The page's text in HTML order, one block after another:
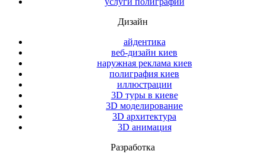
Дизайн
айдентика
веб-дизайн киев
наружная реклама киев
полиграфия киев
иллюстрации
3D туры в киеве
3D моделирование
3D архитектура
3D анимация
Разработка